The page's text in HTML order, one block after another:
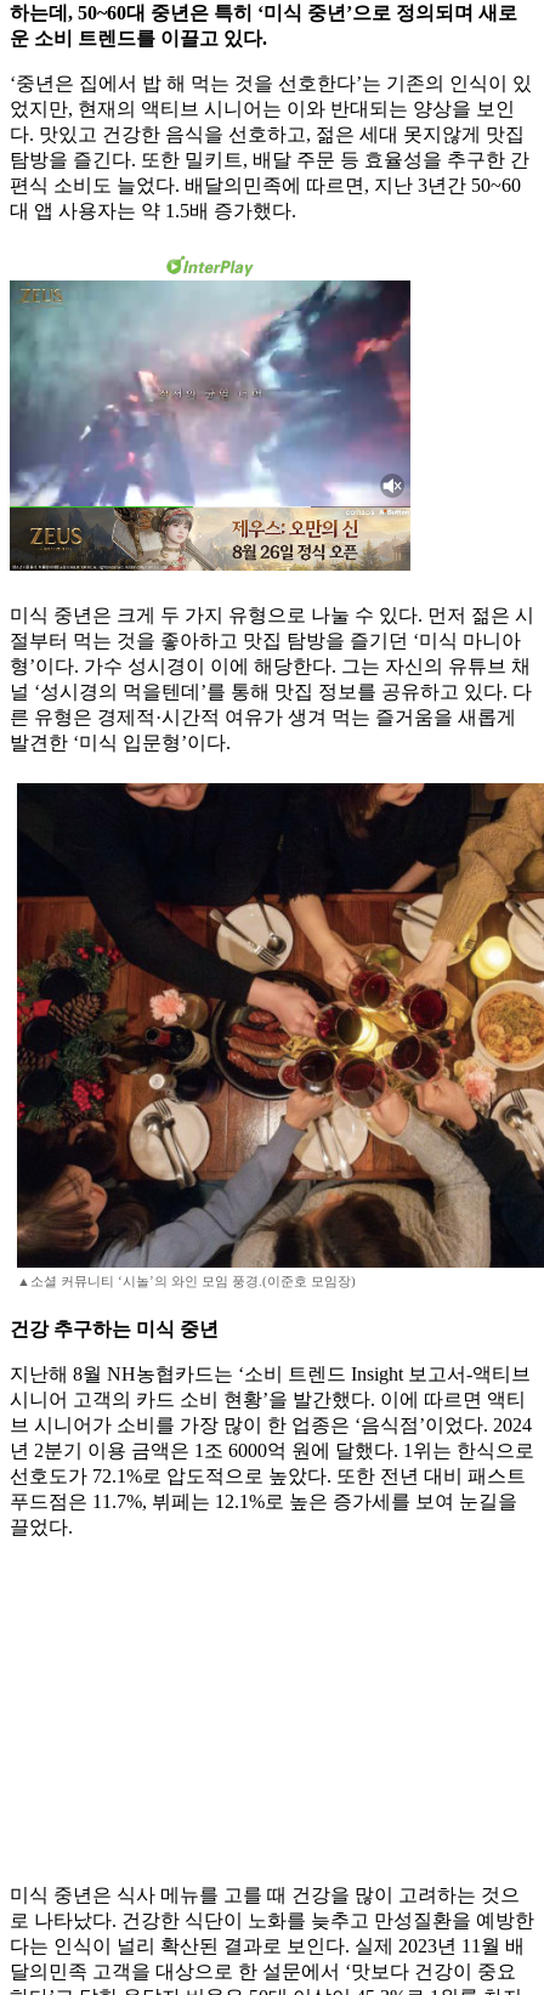
하는데, 50~60대 중년은 특히 ‘미식 중년’으로 정의되며 새로
운 소비 트렌드를 이끌고 있다.
‘중년은 집에서 밥 해 먹는 것을 선호한다’는 기존의 인식이 있
었지만, 현재의 액티브 시니어는 이와 반대되는 양상을 보인
다. 맛있고 건강한 음식을 선호하고, 젊은 세대 못지않게 맛집
탐방을 즐긴다. 또한 밀키트, 배달 주문 등 효율성을 추구한 간
편식 소비도 늘었다. 배달의민족에 따르면, 지난 3년간 50~60
대 앱 사용자는 약 1.5배 증가했다.
미식 중년은 크게 두 가지 유형으로 나눌 수 있다. 먼저 젊은 시
절부터 먹는 것을 좋아하고 맛집 탐방을 즐기던 ‘미식 마니아
형’이다. 가수 성시경이 이에 해당한다. 그는 자신의 유튜브 채
널 ‘성시경의 먹을텐데’를 통해 맛집 정보를 공유하고 있다. 다
른 유형은 경제적·시간적 여유가 생겨 먹는 즐거움을 새롭게
발견한 ‘미식 입문형’이다.
▲소셜 커뮤니티 ‘시놀’의 와인 모임 풍경.(이준호 모임장)
건강 추구하는 미식 중년
지난해 8월 NH농협카드는 ‘소비 트렌드 Insight 보고서-액티브
시니어 고객의 카드 소비 현황’을 발간했다. 이에 따르면 액티
브 시니어가 소비를 가장 많이 한 업종은 ‘음식점’이었다. 2024
년 2분기 이용 금액은 1조 6000억 원에 달했다. 1위는 한식으로
선호도가 72.1%로 압도적으로 높았다. 또한 전년 대비 패스트
푸드점은 11.7%, 뷔페는 12.1%로 높은 증가세를 보여 눈길을
끌었다.
미식 중년은 식사 메뉴를 고를 때 건강을 많이 고려하는 것으
로 나타났다. 건강한 식단이 노화를 늦추고 만성질환을 예방한
다는 인식이 널리 확산된 결과로 보인다. 실제 2023년 11월 배
달의민족 고객을 대상으로 한 설문에서 ‘맛보다 건강이 중요